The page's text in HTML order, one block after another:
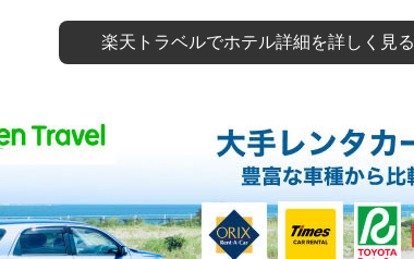
楽天トラベルでホテル詳細を詳しく見る